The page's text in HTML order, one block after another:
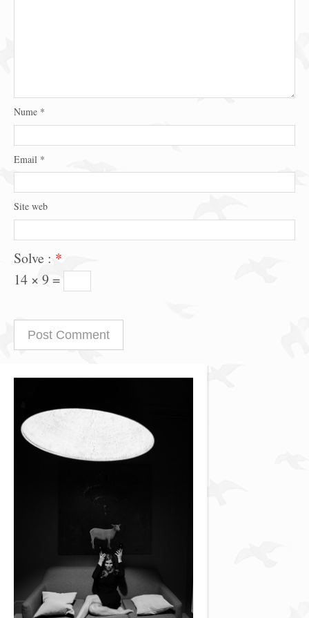
Nume *
Email *
Site web
Solve : *
14 × 9 =